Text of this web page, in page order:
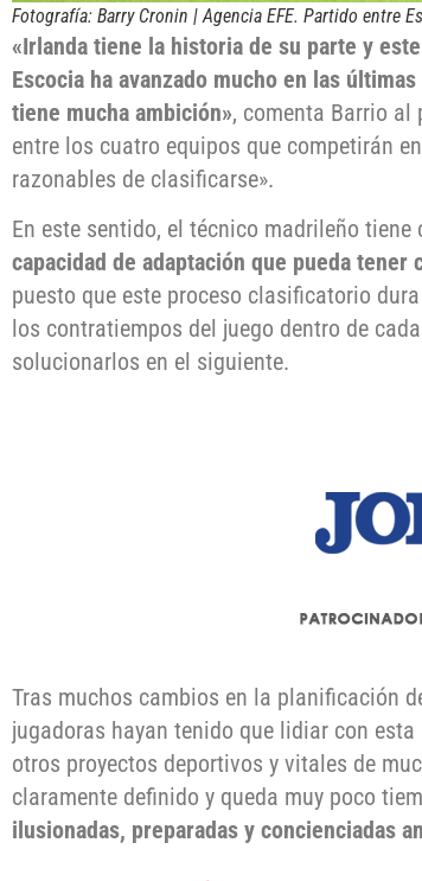
Fotografía: Barry Cronin | Agencia EFE. Partido entre
«Irlanda tiene la historia de su parte y
Escocia ha avanzado mucho en las
tiene mucha ambición», comenta Barrio al
entre los cuatro equipos que competirán
razonables de clasificarse».
En este sentido, el técnico madrileño tiene
capacidad de adaptación que pueda
puesto que este proceso clasificatorio
los contratiempos del juego dentro de
solucionarlos en el siguiente.
Tras muchos cambios en la planificación
jugadoras hayan tenido que lidiar con
otros proyectos deportivos y vitales de
claramente definido y queda muy poco
ilusionadas, preparadas y concienciadas